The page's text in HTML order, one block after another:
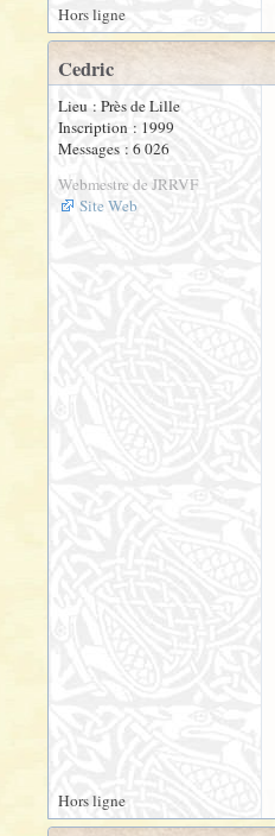
Hors ligne
Cedric
Lieu : Près de Lille
Inscription : 1999
Messages : 6 026
Webmestre de JRRVF
Site Web
Hors ligne